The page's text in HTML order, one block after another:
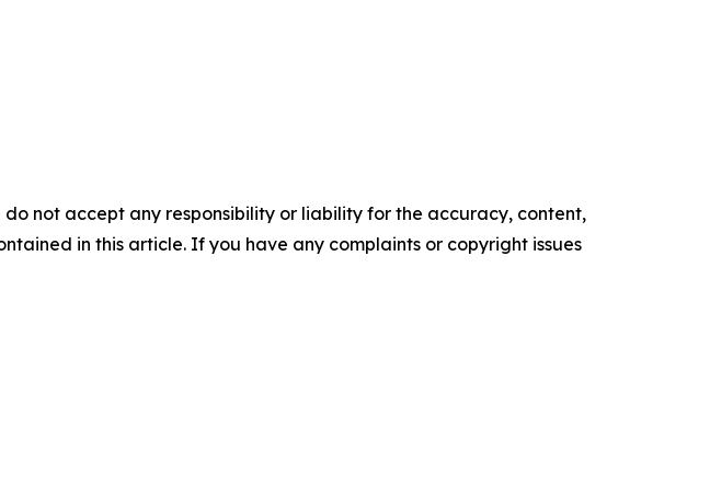
not accept any responsibility or liability for the accuracy, content,
in this article. If you have any complaints or copyright issues